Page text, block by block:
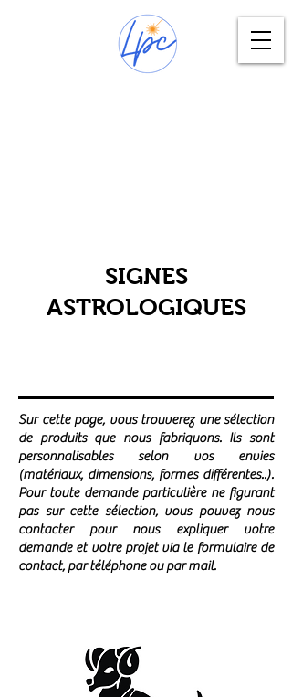
SIGNES
ASTROLOGIQUES
Sur cette page, vous trouverez une sélection
de produits que nous fabriquons. Ils sont
personnalisables selon vos envies
(matériaux, dimensions, formes différentes..).
Pour toute demande particulière ne figurant
pas sur cette sélection, vous pouvez nous
contacter pour nous expliquer votre
demande et votre projet via le formulaire de
contact, par téléphone ou par mail.